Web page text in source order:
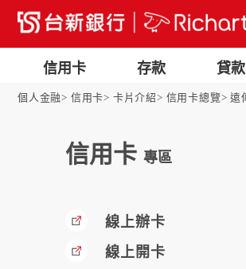
信用卡 存款 貸款
個人金融 信用卡 卡片介紹 信用卡總覽 遠
信用卡 專區
線上辦卡
線上開卡